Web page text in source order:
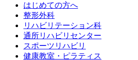
はじめての方へ
整形外科
リハビリテーション科
通所リハビリセンター
スポーツリハビリ
健康教室・ピラティス